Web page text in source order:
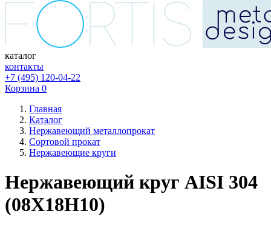
каталог
контакты
+7 (495) 120-04-22
Корзина 0
Главная
Каталог
Нержавеющий металлопрокат
Сортовой прокат
Нержавеющие круги
Нержавеющий круг AISI 304
(08Х18Н10)